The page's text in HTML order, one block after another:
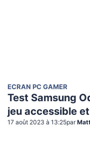
ECRAN PC GAMER
Test Samsung
jeu accessible
17 août 2023 à 13:25par